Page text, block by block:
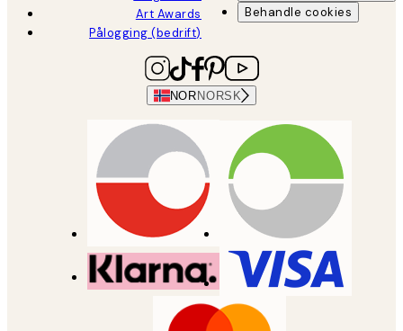
Art Awards
Pålogging (bedrift)
Behandle cookies
NOR NORSK